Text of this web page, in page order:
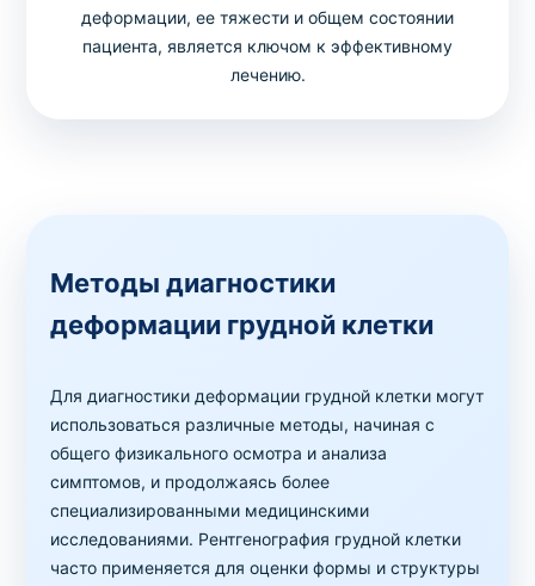
деформации, ее тяжести и общем состоянии
пациента, является ключом к эффективному
лечению.
Методы диагностики
деформации грудной клетки
Для диагностики деформации грудной клетки могут
использоваться различные методы, начиная с
общего физикального осмотра и анализа
симптомов, и продолжаясь более
специализированными медицинскими
исследованиями. Рентгенография грудной клетки
часто применяется для оценки формы и структуры